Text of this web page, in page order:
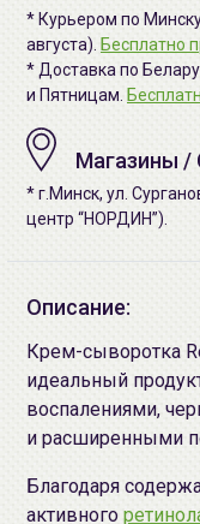
* Курьером по
августа). Бесплатно
* Доставка по
и Пятницам.
Магазины /
* г.Минск, ул.
центр “НОРДИН”).
Описание:
Крем-сыворотка
идеальный
воспалениями,
и расширенными
Благодаря
активного